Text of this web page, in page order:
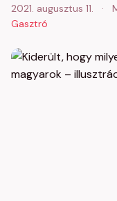
2021. augusztus 11. ·
Gasztró